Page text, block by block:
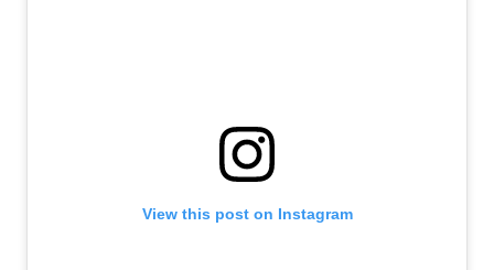
View this post on Instagram